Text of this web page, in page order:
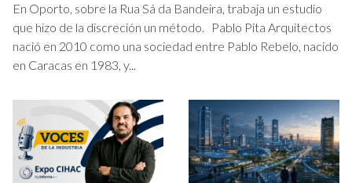
En Oporto, sobre la Rua Sá da Bandeira, trabaja un estudio
que hizo de la discreción un método. Pablo Pita Arquitectos
nació en 2010 como una sociedad entre Pablo Rebelo, nacido
en Caracas en 1983, y...